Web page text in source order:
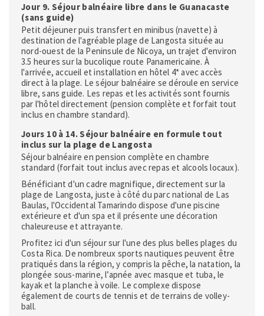
Jour 9. Séjour balnéaire libre dans le Guanacaste
(sans guide)
Petit déjeuner puis transfert en minibus (navette) à
destination de l'agréable plage de Langosta située au
nord-ouest de la Peninsule de Nicoya, un trajet d'environ
3.5 heures sur la bucolique route Panamericaine. À
l'arrivée, accueil et installation en hôtel 4* avec accès
direct à la plage. Le séjour balnéaire se déroule en service
libre, sans guide. Les repas et les activités sont fournis
par l'hôtel directement (pension complète et forfait tout
inclus en chambre standard).
Jours 10 à 14. Séjour balnéaire en formule tout
inclus sur la plage de Langosta
Séjour balnéaire en pension complète en chambre
standard (forfait tout inclus avec repas et alcools locaux).
Bénéficiant d'un cadre magnifique, directement sur la
plage de Langosta, juste à côté du parc national de Las
Baulas, l'Occidental Tamarindo dispose d'une piscine
extérieure et d'un spa et il présente une décoration
chaleureuse et attrayante.
Profitez ici d'un séjour sur l'une des plus belles plages du
Costa Rica. De nombreux sports nautiques peuvent être
pratiqués dans la région, y compris la pêche, la natation, la
plongée sous-marine, l’apnée avec masque et tuba, le
kayak et la planche à voile. Le complexe dispose
également de courts de tennis et de terrains de volley-
ball.